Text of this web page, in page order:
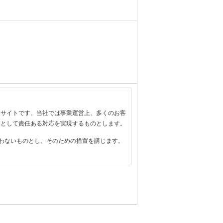
イトです。当社では事業運営上、多くのお客
して責任ある対応を実現するものとします。
いものとし、そのための措置を講じます。
理のために必要かつ適切な措置を講じるよ
します。